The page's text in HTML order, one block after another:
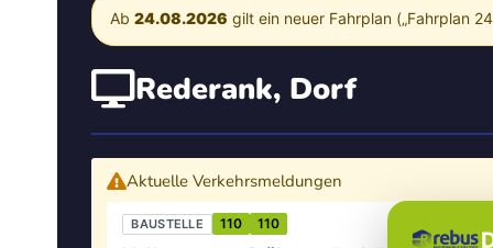
Ab24.08.2026 gilt ein neuer Fahrplan („Fahrplan
Rederank, Dorf
Aktuelle Verkehrsmeldungen
BAUSTELLE 110 110